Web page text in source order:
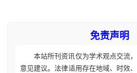
免责声明
本站所刊资讯仅为学术观点交流
意见建议。法律适用存在地域、时效